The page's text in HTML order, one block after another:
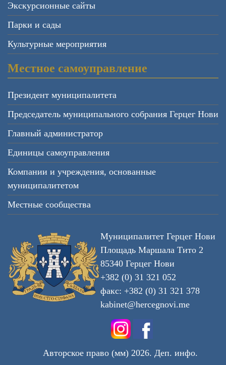
Экскурсионные сайты
Парки и сады
Культурные мероприятия
Местное самоуправление
Президент муниципалитета
Председатель муниципального собрания Герцег Нови
Главный администратор
Единицы самоуправления
Компании и учреждения, основанные
муниципалитетом
Местные сообщества
Муниципалитет Герцег Нови
Площадь Маршала Тито 2
85340 Герцег Нови
+382 (0) 31 321 052
факс: +382 (0) 31 321 378
kabinet@hercegnovi.me
Авторское право (мм) 2026. Деп. инфо.